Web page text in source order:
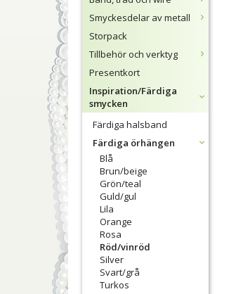
Smyckesdelar av metall
Storpack
Tillbehör och verktyg
Presentkort
Inspiration/Färdiga
smycken
Färdiga halsband
Färdiga örhängen
Blå
Brun/beige
Grön/teal
Guld/gul
Lila
Orange
Rosa
Röd/vinröd
Silver
Svart/grå
Turkos